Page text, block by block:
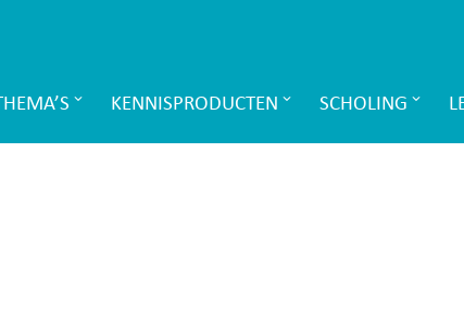
KENNISPRODUCTEN SCHOLING